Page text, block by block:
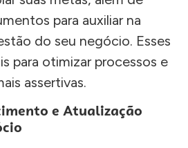
para auxiliar na
do seu negócio. Esses
para otimizar processos e
assertivas.
e Atualização